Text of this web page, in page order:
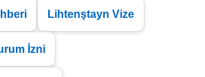
Lihtenştayn Vize
İzni